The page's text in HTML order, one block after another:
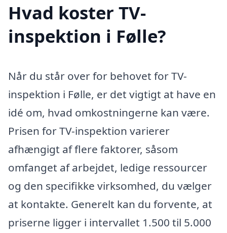
Hvad koster TV-
inspektion i Følle?
Når du står over for behovet for TV-
inspektion i Følle, er det vigtigt at have en
idé om, hvad omkostningerne kan være.
Prisen for TV-inspektion varierer
afhængigt af flere faktorer, såsom
omfanget af arbejdet, ledige ressourcer
og den specifikke virksomhed, du vælger
at kontakte. Generelt kan du forvente, at
priserne ligger i intervallet 1.500 til 5.000